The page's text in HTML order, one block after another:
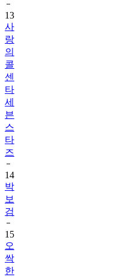
13
사
랑
의
콜
센
타
세
븐
스
타
즈
14
박
보
검
15
오
싹
한